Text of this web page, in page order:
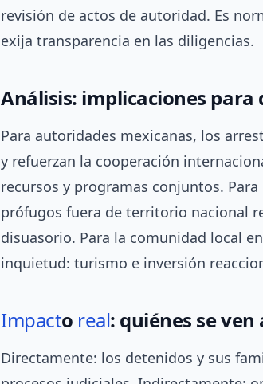
revisión de actos de autoridad. Es
exija transparencia en las diligencias.
Análisis: implicaciones para
Para autoridades mexicanas, los
y refuerzan la cooperación
recursos y programas conjuntos.
prófugos fuera de territorio nacional
disuasorio. Para la comunidad local
inquietud: turismo e inversión
Impacto real: quiénes se ven
Directamente: los detenidos y sus